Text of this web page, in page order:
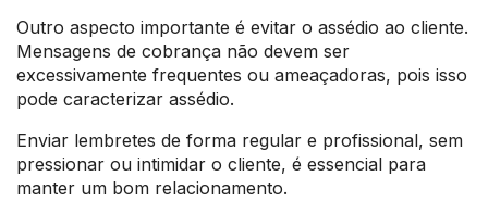
Outro aspecto importante é evitar o assédio ao cliente.
Mensagens de cobrança não devem ser
excessivamente frequentes ou ameaçadoras, pois isso
pode caracterizar assédio.
Enviar lembretes de forma regular e profissional, sem
pressionar ou intimidar o cliente, é essencial para
manter um bom relacionamento.